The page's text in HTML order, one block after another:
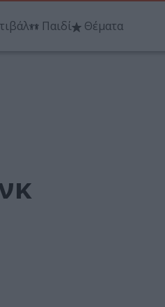
Παιδί Θέματα